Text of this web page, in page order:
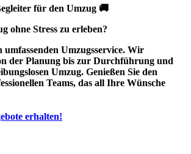
für den Umzug 🚚
ohne Stress zu erleben?
umfassenden Umzugsservice. Wir
der Planung bis zur Durchführung und
Umzug. Genießen Sie den
Teams, das all Ihre Wünsche
erhalten!